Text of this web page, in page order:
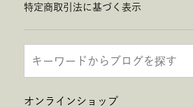
特定商取引法に基づく表示
オンラインショップ